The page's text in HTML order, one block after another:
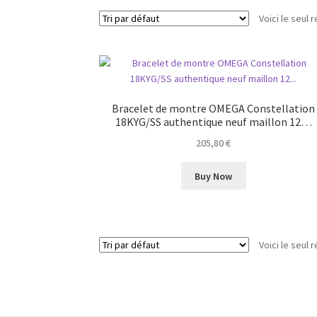
Voici le seul
Bracelet de montre OMEGA Constellation
18KYG/SS authentique neuf maillon 12…
205,80€
Buy Now
Voici le seul